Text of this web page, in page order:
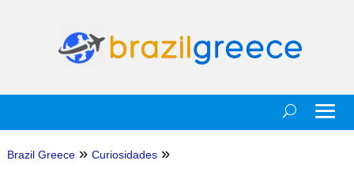
Brazil Greece » Curiosidades »